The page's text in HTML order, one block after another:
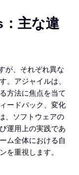
主な違
が、それぞれ異な
。アジャイルは、
方法に焦点を当て
ードバック、変化
、ソフトウェアの
運用上の実践であ
ム全体における自
を重視します。